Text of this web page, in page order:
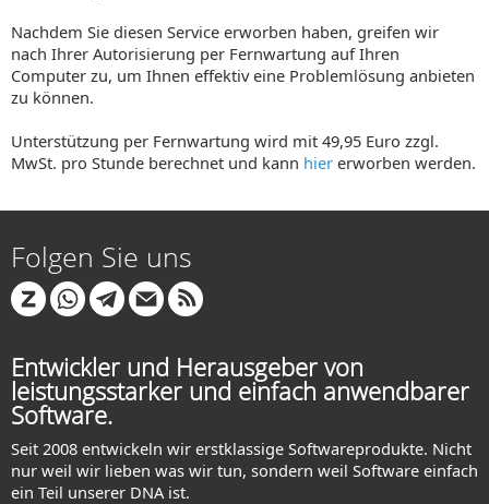
Nachdem Sie diesen Service erworben haben, greifen wir
nach Ihrer Autorisierung per Fernwartung auf Ihren
Computer zu, um Ihnen effektiv eine Problemlösung anbieten
zu können.
Unterstützung per Fernwartung wird mit 49,95 Euro zzgl.
MwSt. pro Stunde berechnet und kann hier erworben werden.
Folgen Sie uns
Entwickler und Herausgeber von
leistungsstarker und einfach anwendbarer
Software.
Seit 2008 entwickeln wir erstklassige Softwareprodukte. Nicht
nur weil wir lieben was wir tun, sondern weil Software einfach
ein Teil unserer DNA ist.